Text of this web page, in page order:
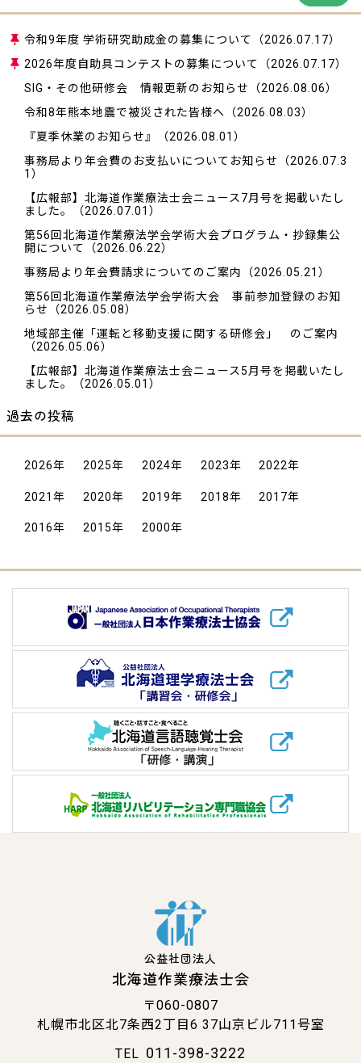
令和9年度 学術研究助成金の募集について
（2026.07.17）
2026年度自助具コンテストの募集について
（2026.07.17）
SIG・その他研修会 情報更新のお知らせ
（2026.08.06）
令和8年熊本地震で被災された皆様へ （2026.08.03）
『夏季休業のお知らせ』
（2026.08.01）
事務局より年会費のお支払いについてお知らせ
（2026.07.3
1）
【広報部】北海道作業療法士会ニュース7月号を掲載いたし
ました。
（2026.07.01）
第56回北海道作業療法学会学術大会プログラム・抄録集公
開について
（2026.06.22）
事務局より年会費請求についてのご案内
（2026.05.21）
第56回北海道作業療法学会学術大会 事前参加登録のお知
らせ
（2026.05.08）
地域部主催「運転と移動支援に関する研修会」 のご案内
（2026.05.06）
【広報部】北海道作業療法士会ニュース5月号を掲載いたし
ました。
（2026.05.01）
過去の投稿
2026年 2025年 2024年 2023年 2022年
2021年 2020年 2019年 2018年 2017年
2016年 2015年 2000年
公益社団法人
北海道作業療法士会
〒060-0807
札幌市北区北7条西2丁目6 37山京ビル711号室
TEL 011-398-3222